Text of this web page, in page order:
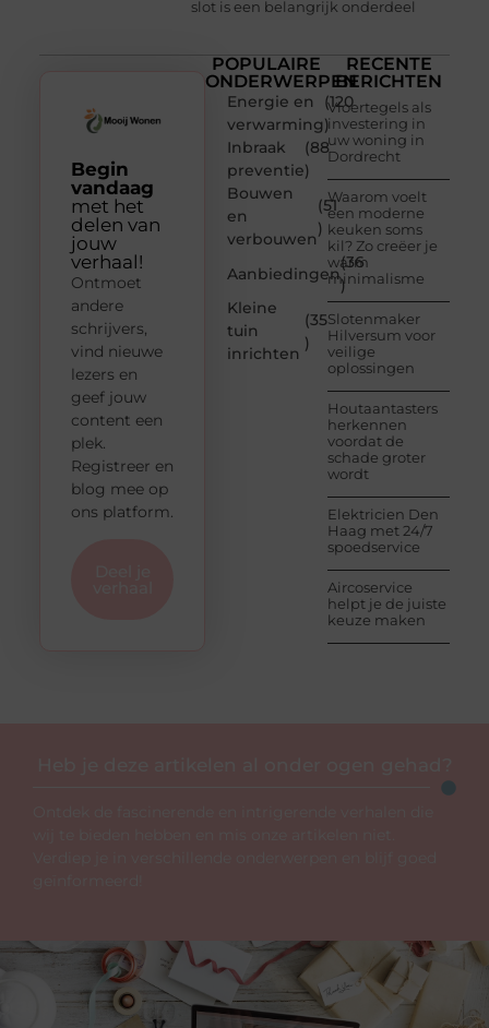
slot is een belangrijk onderdeel
POPULAIRE
ONDERWERPEN
Energie en
verwarming
(120
)
Inbraak
preventie
(88
)
Bouwen
en
verbouwen
(51
)
Aanbiedingen
(36
)
Kleine
tuin
inrichten
(35
)
RECENTE
BERICHTEN
Vloertegels als
investering in
uw woning in
Dordrecht
Waarom voelt
een moderne
keuken soms
kil? Zo creëer je
warm
minimalisme
Slotenmaker
Hilversum voor
veilige
oplossingen
Houtaantasters
herkennen
voordat de
schade groter
wordt
Elektricien Den
Haag met 24/7
spoedservice
Aircoservice
helpt je de juiste
keuze maken
Begin
vandaag
met het
delen van
jouw
verhaal!
Ontmoet
andere
schrijvers,
vind nieuwe
lezers en
geef jouw
content een
plek.
Registreer en
blog mee op
ons platform.